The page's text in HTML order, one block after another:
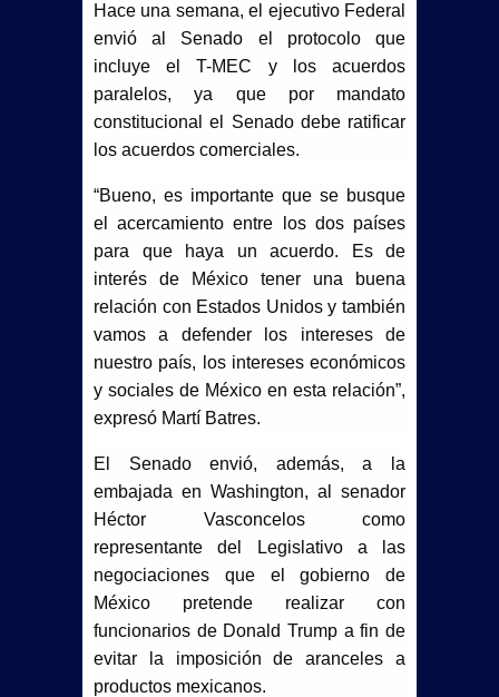
Hace una semana, el ejecutivo Federal
envió al Senado el protocolo que
incluye el T-MEC y los acuerdos
paralelos, ya que por mandato
constitucional el Senado debe ratificar
los acuerdos comerciales.
“Bueno, es importante que se busque
el acercamiento entre los dos países
para que haya un acuerdo. Es de
interés de México tener una buena
relación con Estados Unidos y también
vamos a defender los intereses de
nuestro país, los intereses económicos
y sociales de México en esta relación”,
expresó Martí Batres.
El Senado envió, además, a la
embajada en Washington, al senador
Héctor Vasconcelos como
representante del Legislativo a las
negociaciones que el gobierno de
México pretende realizar con
funcionarios de Donald Trump a fin de
evitar la imposición de aranceles a
productos mexicanos.